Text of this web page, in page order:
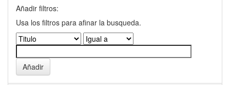
Añadir filtros:
Usa los filtros para afinar la busqueda.